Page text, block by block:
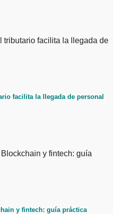
facilita la llegada de personal
y fintech: guía práctica